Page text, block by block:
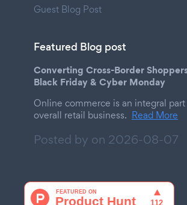
Guest Blog Post
Featured Blog post
Converting Cross-Border
Black Friday & Cyber Monday
Online commerce is an integral
overall retail business. Read More
Posted by on 2026-08-07